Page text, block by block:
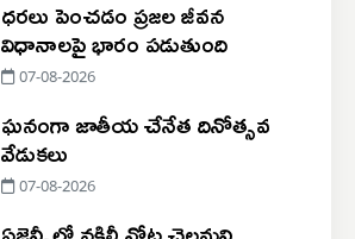
ధరలు పెంచడం ప్రజల జీవన
విధానాలపై భారం పడుతుంది
07-08-2026
ఘనంగా జాతీయ చేనేత దినోత్సవ
వేడుకలు
07-08-2026